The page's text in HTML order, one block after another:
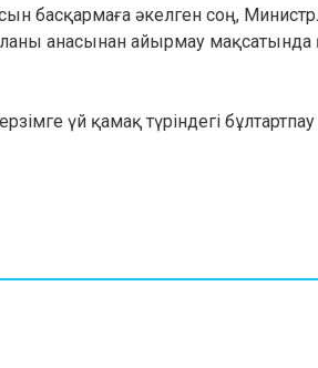
басқармаға әкелген соң,
анасынан айырмау мақсатында
үй қамақ түріндегі